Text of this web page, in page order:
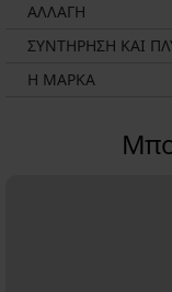
ΑΛΛΑΓΗ
ΣΥΝΤΗΡΗΣΗ ΚΑΙ
Η ΜΆΡΚΑ